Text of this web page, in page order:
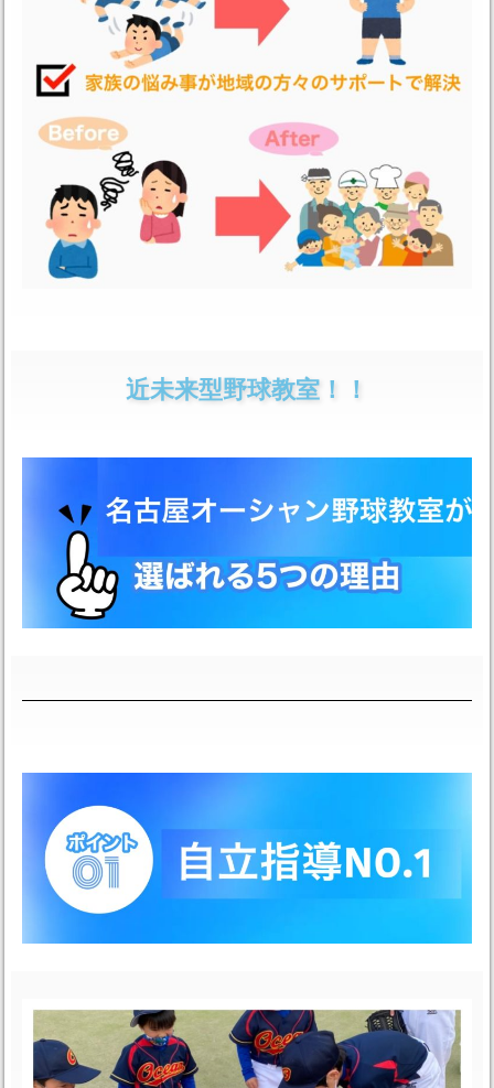
近未来型野球教室！！